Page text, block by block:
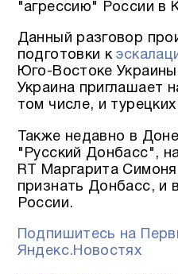
"агрессию" России в
Данный разговор
подготовки к
Юго-Востоке
Украина приглашает
том числе, и
Также недавно в
"Русский Донбасс",
RT Маргарита
признать Донбасс, и
России.
Подпишитесь на
Яндекс.Новостях